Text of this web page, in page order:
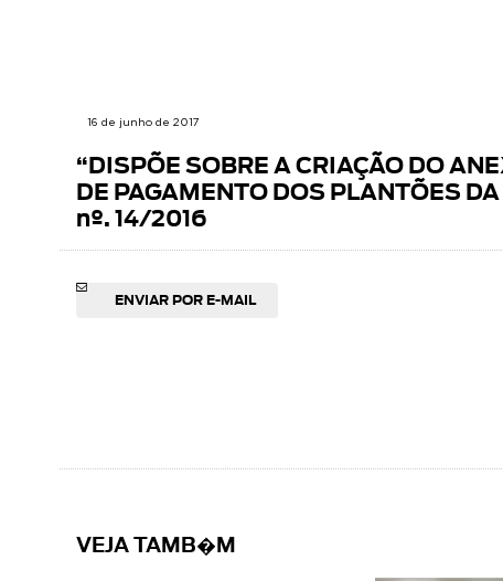
16 de junho de 2017
“DISPÕE SOBRE A CRIAÇÃO DO
DE PAGAMENTO DOS PLANTÕES
nº. 14/2016
ENVIAR POR E-MAIL
VEJA TAMB�M